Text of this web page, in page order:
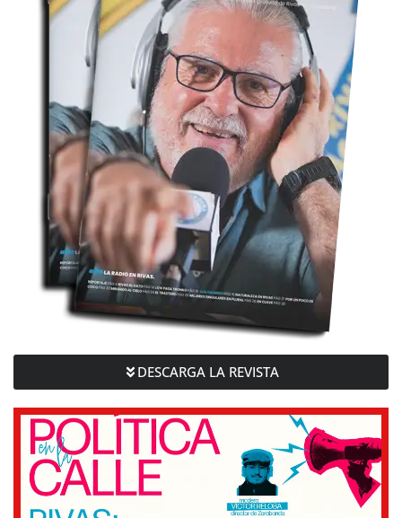
DESCARGA LA REVISTA